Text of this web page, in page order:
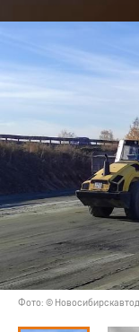
Фото: ©